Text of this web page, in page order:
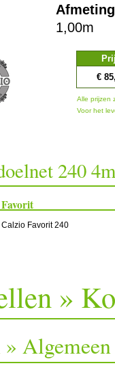
1,00m
€
Alle prijzen
Voor het
240
Favorit
Calzio Favorit 240
»
Algemeen